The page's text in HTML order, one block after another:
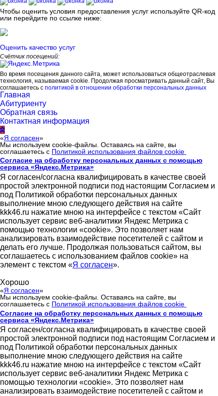
Чтобы оценить условия предоставления услуг используйте QR-код
или перейдите по ссылке ниже:
Оценить качество услуг
Счётчик посещений:
Во время посещения данного сайта, может использоваться общеотраслевая
технология, называемая cookie. Продолжая просматривать данный сайт, Вы
соглашаетесь с политикой в отношении обработки персональных данных
Главная
Абитуриенту
Обратная связь
Контактная информация
«Я согласен»
Мы используем cookie-файлы. Оставаясь на сайте, вы
соглашаетесь с Политикой использования файлов cookie
Согласие на обработку персональных данных с помощью
сервиса «Яндекс.Метрика»
Я согласен/согласна квалифицировать в качестве своей
простой электронной подписи под настоящим Согласием и
под Политикой обработки персональных данных
выполнение мною следующего действия на сайте
kkk46.ru нажатие мною на интерфейсе с текстом «Сайт
использует сервис веб-аналитики Яндекс Метрика с
помощью технологии «cookie». Это позволяет нам
анализировать взаимодействие посетителей с сайтом и
делать его лучше. Продолжая пользоваться сайтом, вы
соглашаетесь с использованием файлов cookie» на
элемент с текстом «Я согласен».
Хорошо
«Я согласен»
Мы используем cookie-файлы. Оставаясь на сайте, вы
соглашаетесь с Политикой использования файлов cookie
Согласие на обработку персональных данных с помощью
сервиса «Яндекс.Метрика»
Я согласен/согласна квалифицировать в качестве своей
простой электронной подписи под настоящим Согласием и
под Политикой обработки персональных данных
выполнение мною следующего действия на сайте
kkk46.ru нажатие мною на интерфейсе с текстом «Сайт
использует сервис веб-аналитики Яндекс Метрика с
помощью технологии «cookie». Это позволяет нам
анализировать взаимодействие посетителей с сайтом и